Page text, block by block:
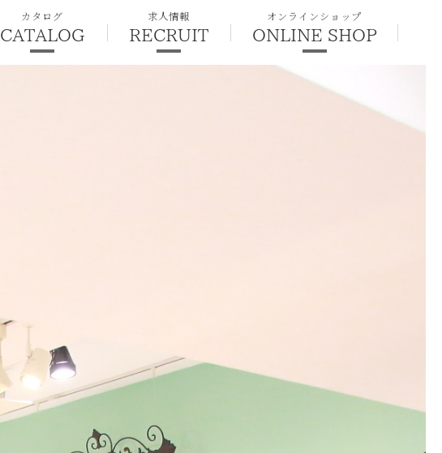
カタログ
CATALOG
求人情報
RECRUIT
オンラインショップ
ONLINE SHOP